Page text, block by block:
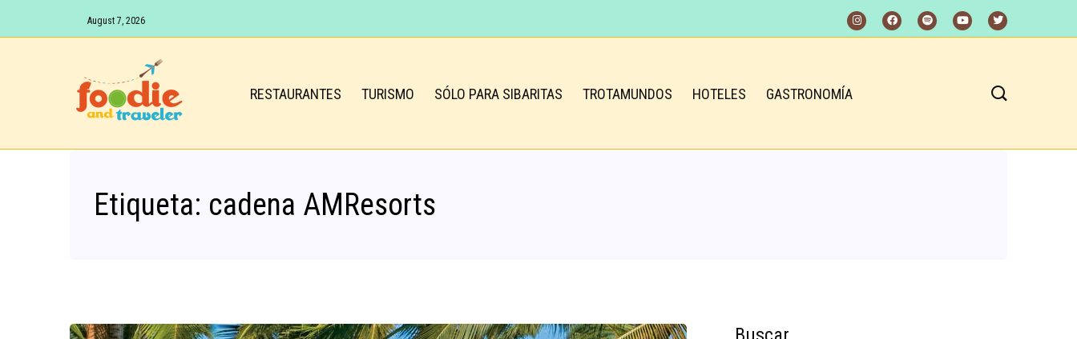
August 7, 2026
RESTAURANTES TURISMO SÓLO PARA SIBARITAS TROTAMUNDOS HOTELES GASTRONOMÍA
Etiqueta: cadena AMResorts